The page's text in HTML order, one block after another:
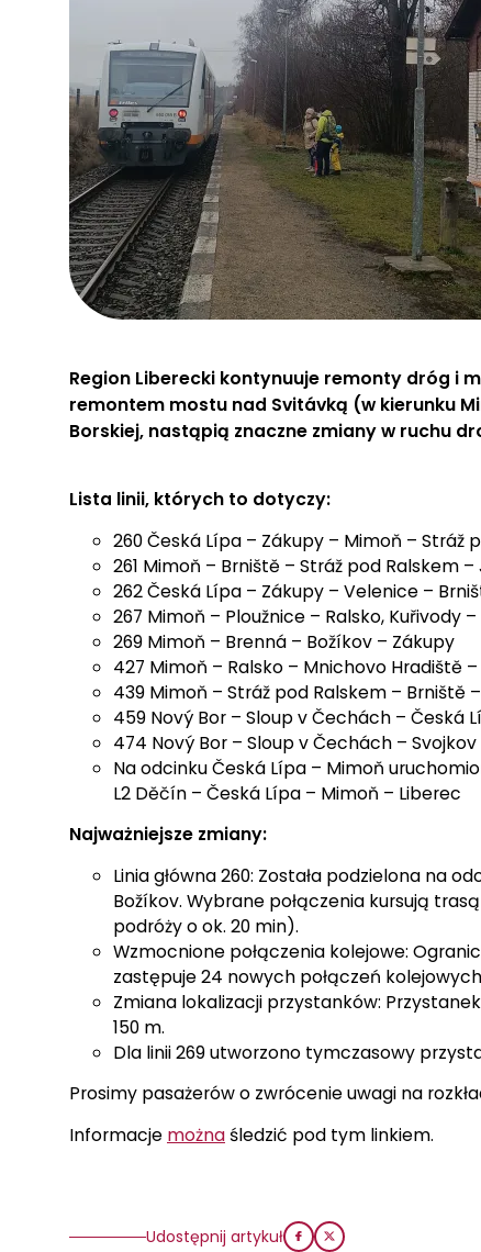
Region Liberecki kontynuuje remonty dróg i
remontem mostu nad Svitávką (w kierunku
Borskiej, nastąpią znaczne zmiany w ruchu
Lista linii, których to dotyczy:
260 Česká Lípa – Zákupy – Mimoň – Stráž
261 Mimoň – Brniště – Stráž pod Ralskem
262 Česká Lípa – Zákupy – Velenice –
267 Mimoň – Ploužnice – Ralsko, Kuřivody
269 Mimoň – Brenná – Božíkov – Zákupy
427 Mimoň – Ralsko – Mnichovo Hradiště
439 Mimoň – Stráž pod Ralskem – Brniště
459 Nový Bor – Sloup v Čechách – Česká
474 Nový Bor – Sloup v Čechách –
Na odcinku Česká Lípa – Mimoň
L2 Děčín – Česká Lípa – Mimoň – Liberec
Najważniejsze zmiany:
Linia główna 260: Została podzielona na
Božíkov. Wybrane połączenia kursują
podróży o ok. 20 min).
Wzmocnione połączenia kolejowe:
zastępuje 24 nowych połączeń
Zmiana lokalizacji przystanków:
150 m.
Dla linii 269 utworzono tymczasowy
Prosimy pasażerów o zwrócenie uwagi na
Informacje możnaśledzić pod tym linkiem.
Udostępnij artykuł